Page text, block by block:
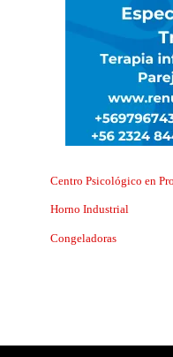
Centro Psicológico en
Horno Industrial
Congeladoras